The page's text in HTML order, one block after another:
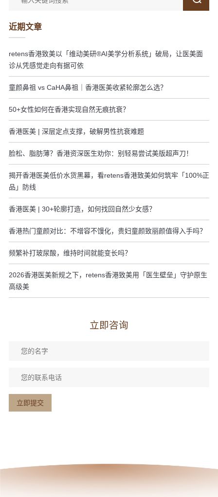
近期文章
retens香港致美以「维动美研®AI美学分析系统」破局，让医美面
诊从凭感觉走向有据可依
童颜鼻祖 vs CaHA鼻祖｜香港医美收紧轮廓怎么选？
50+女性如何在香港实现自然无痕抗衰？
香港医美 | 深层定点支撑，破解男性抗衰难题
脸松、脂肪薄？香港资深医生劝你：别轻易尝试美版超声刀！
揭开香港医美低价水货黑幕，看retens香港致美如何筑牢「100%正
品」防线
香港医美 | 30+轮廓打造，如何找回自然少女感？
香港热门童颜对比：不增容不馒化，贵妇童颜致丽颜值得入手吗？
频繁补打玻尿酸，维持时间就能变长吗？
2026香港医美新规之下，retens香港致美用「医生壁垒」守护原生
高级美
立即咨询